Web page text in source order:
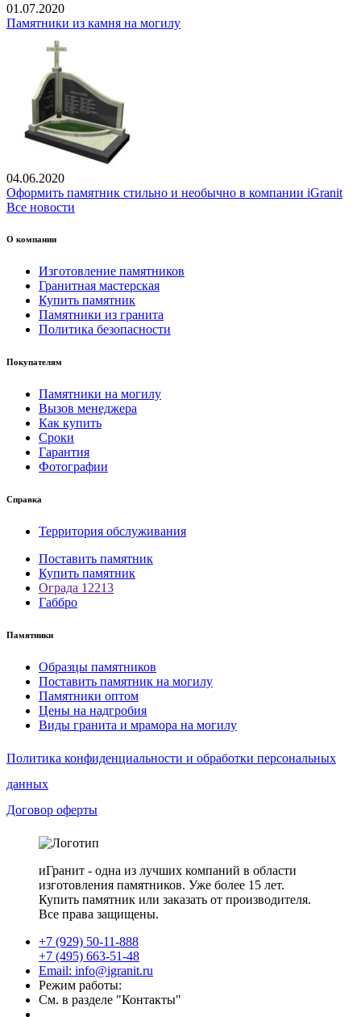
01.07.2020
Памятники из камня на могилу
04.06.2020
Оформить памятник стильно и необычно в компании iGranit
Все новости
О компании
Изготовление памятников
Гранитная мастерская
Купить памятник
Памятники из гранита
Политика безопасности
Покупателям
Памятники на могилу
Вызов менеджера
Как купить
Сроки
Гарантия
Фотографии
Справка
Территория обслуживания
Поставить памятник
Купить памятник
Ограда 12213
Габбро
Памятники
Образцы памятников
Поставить памятник на могилу
Памятники оптом
Цены на надгробия
Виды гранита и мрамора на могилу
Политика конфиденциальности и обработки персональных
данных
Договор оферты
иГранит - одна из лучших компаний в области
изготовления памятников. Уже более 15 лет.
Купить памятник или заказать от производителя.
Все права защищены.
+7 (929) 50-11-888
+7 (495) 663-51-48
Email: info@igranit.ru
Режим работы:
См. в разделе "Контакты"